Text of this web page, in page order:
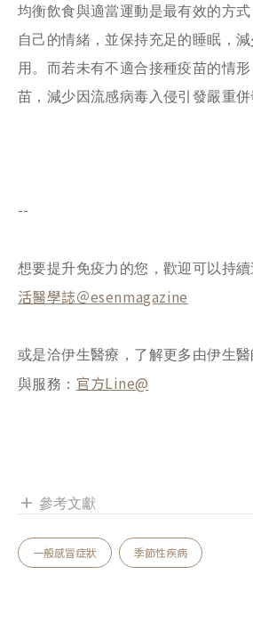
均衡飲食與適當運動是最有效的方
自己的情緒，並保持充足的睡眠，
用。而若未有不適合接種疫苗的情
苗，減少因流感病毒入侵引發嚴重併
--
想要提升免疫力的您，歡迎可以持
活醫學誌＠esenmagazine
或是洽伊生醫療，了解更多由伊生
與服務： 官方Line@
add 參考文獻
一般感冒症狀 季節性疾病